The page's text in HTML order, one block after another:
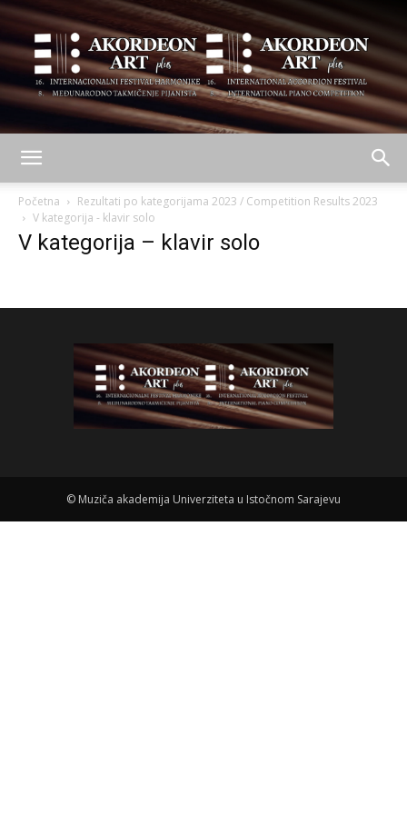
ART
Početna
Rezultati po kategorijama 2023 / Competition Results 2023
V kategorija - klavir solo
V kategorija – klavir solo
© Muziča akademija Univerziteta u Istočnom Sarajevu